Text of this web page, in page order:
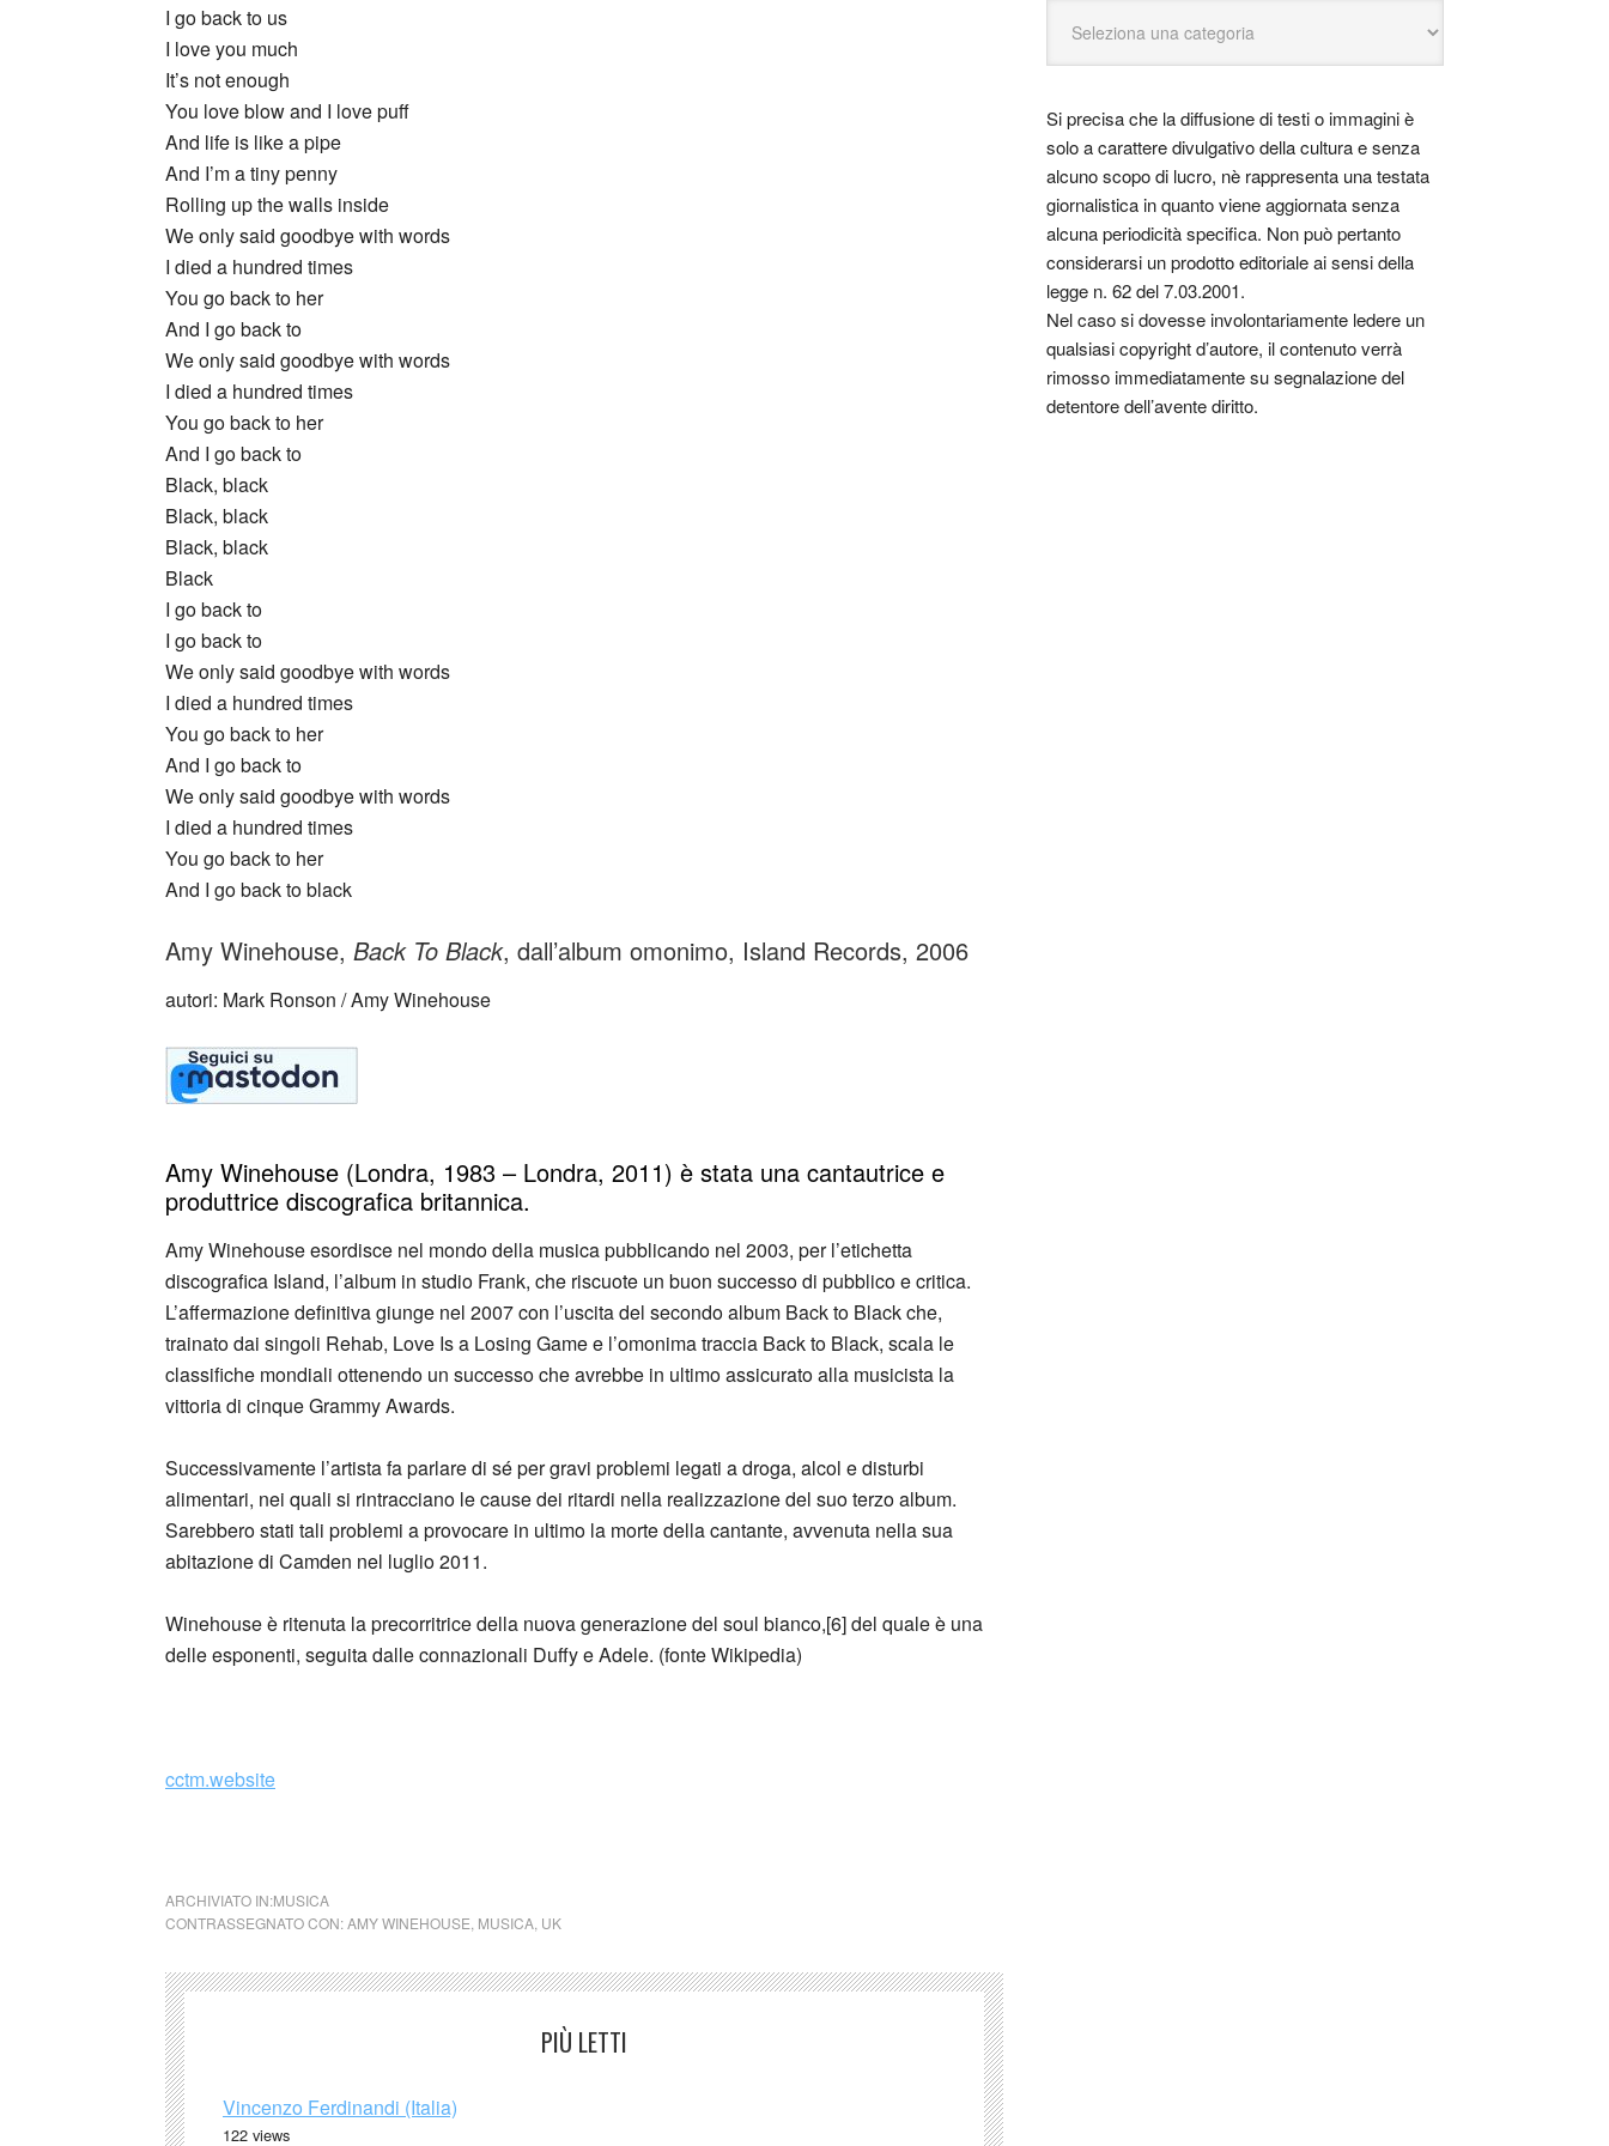
I go back to us
I love you much
It’s not enough
You love blow and I love puff
And life is like a pipe
And I’m a tiny penny
Rolling up the walls inside
We only said goodbye with words
I died a hundred times
You go back to her
And I go back to
We only said goodbye with words
I died a hundred times
You go back to her
And I go back to
Black, black
Black, black
Black, black
Black
I go back to
I go back to
We only said goodbye with words
I died a hundred times
You go back to her
And I go back to
We only said goodbye with words
I died a hundred times
You go back to her
And I go back to black
Amy Winehouse, Back To Black, dall’album omonimo, Island Records, 2006
autori: Mark Ronson / Amy Winehouse
Amy Winehouse (Londra, 1983 – Londra, 2011) è stata una cantautrice e
produttrice discografica britannica.
Amy Winehouse esordisce nel mondo della musica pubblicando nel 2003, per l’etichetta
discografica Island, l’album in studio Frank, che riscuote un buon successo di pubblico e critica.
L’affermazione definitiva giunge nel 2007 con l’uscita del secondo album Back to Black che,
trainato dai singoli Rehab, Love Is a Losing Game e l’omonima traccia Back to Black, scala le
classifiche mondiali ottenendo un successo che avrebbe in ultimo assicurato alla musicista la
vittoria di cinque Grammy Awards.
Successivamente l’artista fa parlare di sé per gravi problemi legati a droga, alcol e disturbi
alimentari, nei quali si rintracciano le cause dei ritardi nella realizzazione del suo terzo album.
Sarebbero stati tali problemi a provocare in ultimo la morte della cantante, avvenuta nella sua
abitazione di Camden nel luglio 2011.
Winehouse è ritenuta la precorritrice della nuova generazione del soul bianco,[6] del quale è una
delle esponenti, seguita dalle connazionali Duffy e Adele. (fonte Wikipedia)
cctm.website
ARCHIVIATO IN:MUSICA
CONTRASSEGNATO CON:AMY WINEHOUSE MUSICA UK
PIÙ LETTI
Vincenzo Ferdinandi (Italia)
122 views
Si precisa che la diffusione di testi o immagini è
solo a carattere divulgativo della cultura e senza
alcuno scopo di lucro, nè rappresenta una testata
giornalistica in quanto viene aggiornata senza
alcuna periodicità specifica. Non può pertanto
considerarsi un prodotto editoriale ai sensi della
legge n. 62 del 7.03.2001.
Nel caso si dovesse involontariamente ledere un
qualsiasi copyright d’autore, il contenuto verrà
rimosso immediatamente su segnalazione del
detentore dell’avente diritto.